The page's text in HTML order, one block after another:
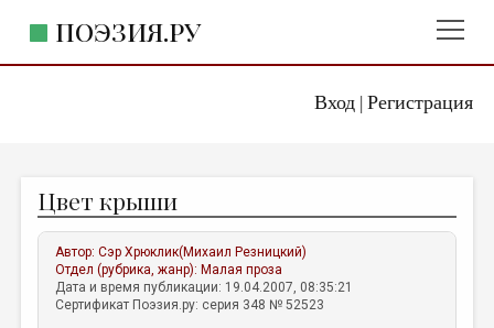
Вход| Регистрация
ПОЭЗИЯ.РУ
ЖАНРЫ
АВТОРЫ
КОММЕНТАРИИ
Цвет крыши
Автор:Сэр Хрюклик(Михаил Резницкий)
Отдел (рубрика, жанр): Малая проза
Дата и время публикации: 19.04.2007, 08:35:21
Сертификат Поэзия.ру: серия 348 № 52523